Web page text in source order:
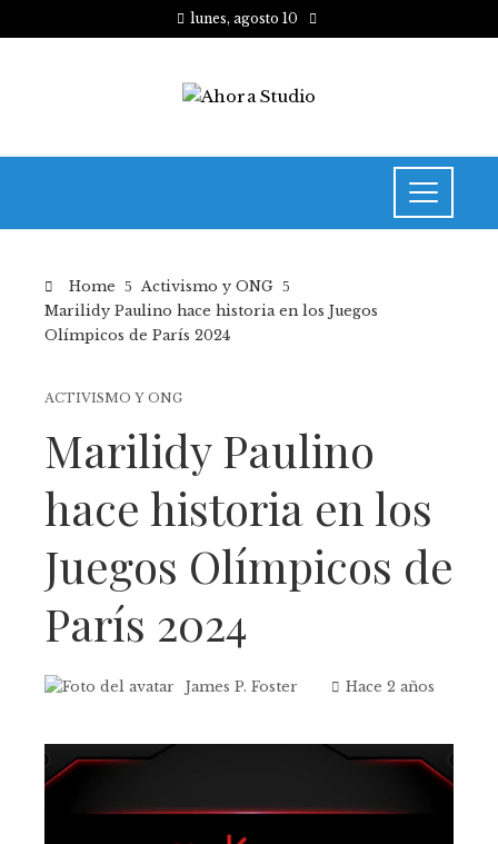
lunes, agosto 10
Home
Activismo y ONG
Marilidy Paulino hace historia en los Juegos
Olímpicos de París 2024
ACTIVISMO Y ONG
Marilidy Paulino
hace historia en los
Juegos Olímpicos de
París 2024
James P. Foster Hace 2 años